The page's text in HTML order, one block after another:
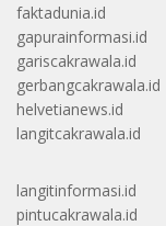
faktadunia.id
gapurainformasi.id
gariscakrawala.id
gerbangcakrawala.id
helvetianews.id
langitcakrawala.id
langitinformasi.id
pintucakrawala.id